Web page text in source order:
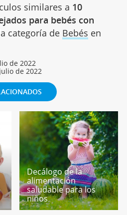
similares a 10
para bebés con
categoría de Bebés en
de 2022
de 2022
Decálogo de la
alimentación
saludable para los
niños